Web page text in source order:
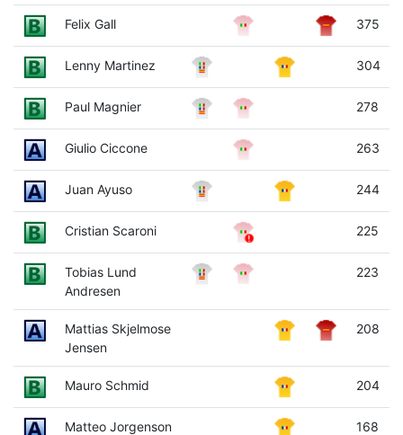
Felix Gall 375
Lenny Martinez 304
Paul Magnier 278
Giulio Ciccone 263
Juan Ayuso 244
Cristian Scaroni 225
Tobias Lund
Andresen
223
Mattias Skjelmose
Jensen
208
Mauro Schmid 204
Matteo Jorgenson 168